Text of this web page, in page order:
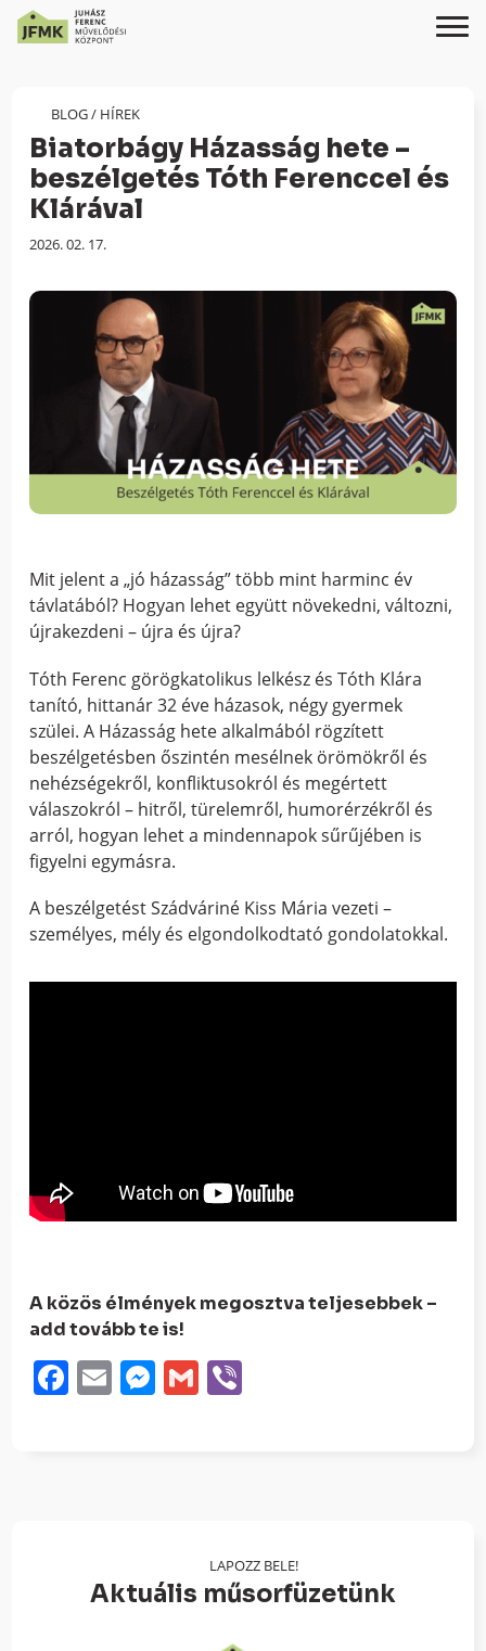
Content
navigációhoz
BLOG/ HÍREK
Biatorbágy Házasság hete –
beszélgetés Tóth Ferenccel és
Klárával
Megjelenés
2026. 02. 17.
Mit jelent a „jó házasság” több mint harminc év
távlatából? Hogyan lehet együtt növekedni, változni,
újrakezdeni – újra és újra?
Tóth Ferenc görögkatolikus lelkész és Tóth Klára
tanító, hittanár 32 éve házasok, négy gyermek
szülei. A Házasság hete alkalmából rögzített
beszélgetésben őszintén mesélnek örömökről és
nehézségekről, konfliktusokról és megértett
válaszokról – hitről, türelemről, humorérzékről és
arról, hogyan lehet a mindennapok sűrűjében is
figyelni egymásra.
A beszélgetést Szádváriné Kiss Mária vezeti –
személyes, mély és elgondolkodtató gondolatokkal.
A közös élmények megosztva teljesebbek –
add tovább te is!
Facebook
EmailMessenger
Gmail
LAPOZZ BELE!
Aktuális műsorfüzetünk